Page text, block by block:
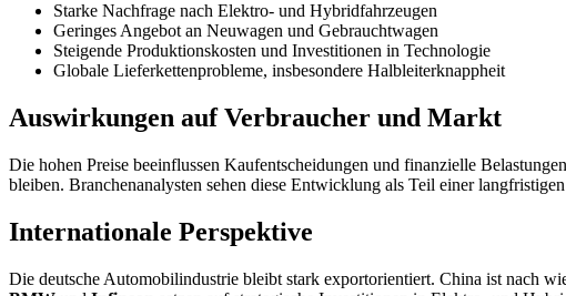
Starke Nachfrage nach Elektro- und Hybridfahrzeugen
Geringes Angebot an Neuwagen und Gebrauchtwagen
Steigende Produktionskosten und Investitionen in Technologie
Globale Lieferkettenprobleme, insbesondere Halbleiterknappheit
Auswirkungen auf Verbraucher und Markt
Die hohen Preise beeinflussen Kaufentscheidungen und finanzielle
bleiben. Branchenanalysten sehen diese Entwicklung als Teil einer
Internationale Perspektive
Die deutsche Automobilindustrie bleibt stark exportorientiert. China ist nach